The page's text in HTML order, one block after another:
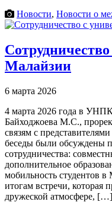
Новости, Новости о
Малайзии
6 марта 2026
4 марта 2026 года в
Байходжоева М.С.,
связям с
беседы были обсуждены
сотрудничества:
дополнительное
мобильность студентов
итогам встречи, которая
дружеской атмосфере, […]